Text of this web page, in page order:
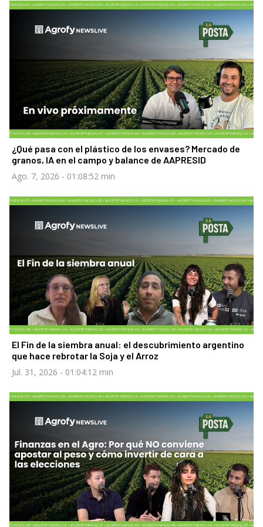
¿Qué pasa con el plástico de los envases? Mercado de
granos, IA en el campo y balance de AAPRESID
Ago. 7, 2026 - 01:08:52 min
El Fin de la siembra anual: el descubrimiento argentino
que hace rebrotar la Soja y el Arroz
Jul. 31, 2026 - 01:04:12 min